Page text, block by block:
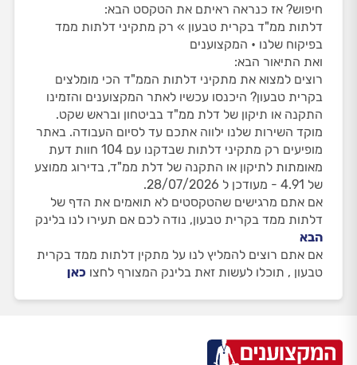
חיפוש? אז כנראה ראיתם את הטקסט הבא:
דלתות ממ"ד בקרית טבעון » רק מתקיני דלתות ממד
בפיקוח שלנו • המקצוענים
ואת התיאור הבא:
רוצים למצוא את מתקיני דלתות הממ"ד הכי מומלצים
בקרית טבעון? היכנסו עכשיו לאתר המקצוענים והזמינו
התקנה או תיקון של דלת ממ"ד בביטחון ובראש שקט.
מוקד השירות שלנו ילווה אתכם עד לסיום העבודה. באתר
מופיעים רק מתקיני דלתות שבדקנו עם 104 חוות דעת
מאומתות לתיקון או התקנה של דלת ממ"ד, בדירוג ממוצע
של 4.91 - מעודכן ל 28/07/2026.
אם אתם מרגישים שהטקסטים לא תואמים את הדף של
דלתות ממד בקרית טבעון, נודה לכם אם תעירו לנו בלינק
הבא
אם אתם רוצים להמליץ לנו על מתקין דלתות ממד בקרית
טבעון , תוכלו לעשות זאת בלינק המצורף לחצו כאן